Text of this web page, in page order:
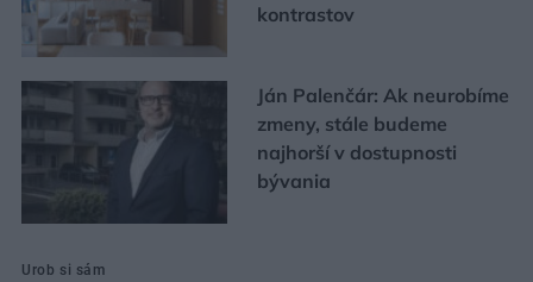
kontrastov
Ján Palenčár: Ak neurobíme
zmeny, stále budeme
najhorší v dostupnosti
bývania
Urob si sám